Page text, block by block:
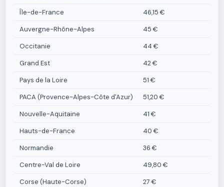
Île-de-France
46,15 €
Auvergne-Rhône-Alpes
45 €
Occitanie
44 €
Grand Est
42 €
Pays de la Loire
51 €
PACA (Provence-Alpes-Côte d'Azur)
51,20 €
Nouvelle-Aquitaine
41 €
Hauts-de-France
40 €
Normandie
36 €
Centre-Val de Loire
49,80 €
Corse (Haute-Corse)
27 €